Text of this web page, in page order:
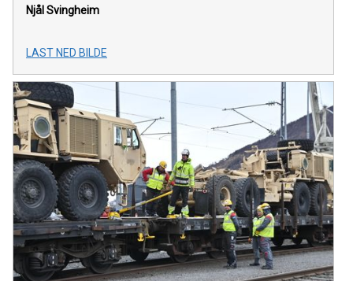
Njål Svingheim
LAST NED BILDE